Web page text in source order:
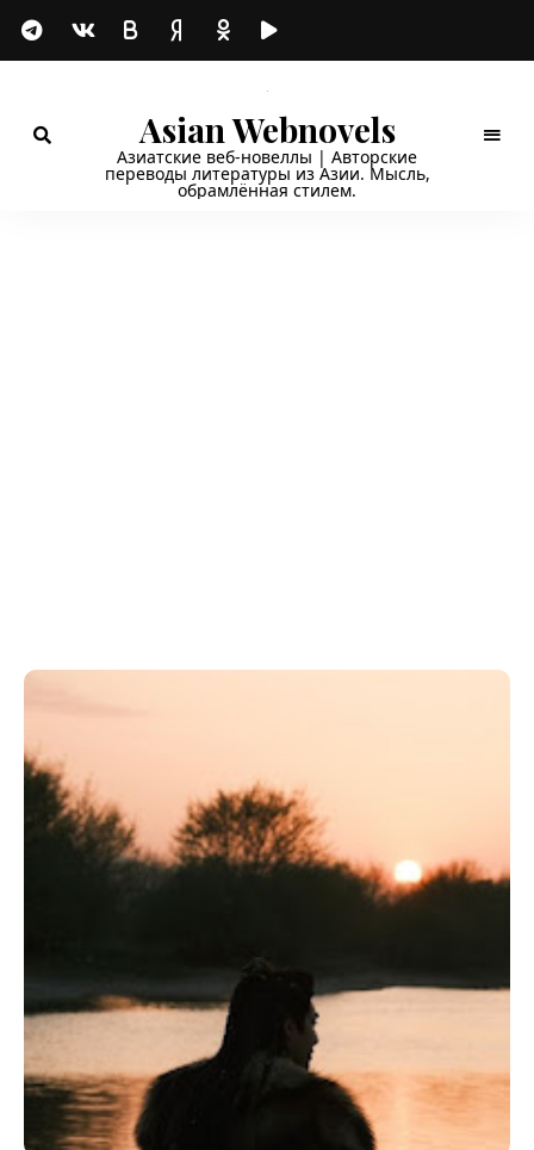
Asian Webnovels
Азиатские веб-новеллы | Авторские
переводы литературы из Азии. Мысль,
обрамлённая стилем.